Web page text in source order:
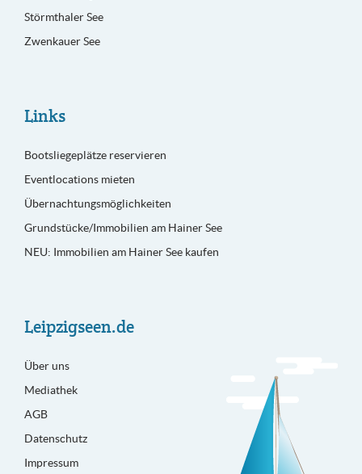
Störmthaler See
Zwenkauer See
Links
Bootsliegeplätze reservieren
Eventlocations mieten
Übernachtungsmöglichkeiten
Grundstücke/Immobilien am Hainer See
NEU: Immobilien am Hainer See kaufen
Leipzigseen.de
Über uns
Mediathek
AGB
Datenschutz
Impressum